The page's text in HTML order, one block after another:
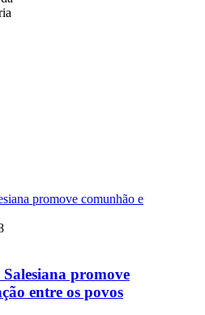
promove
entre os povos